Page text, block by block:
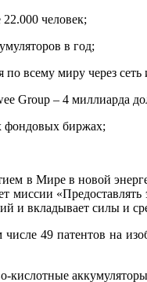
человек;
в год;
всему миру через сеть
Group – 4 миллиарда
фондовых биржах;
в Мире в новой
миссии
и вкладывает силы и
49 патентов на
кислотные